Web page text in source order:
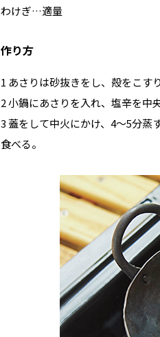
わけぎ…適量
作り方
1 あさりは砂抜きをし、殻をこす
2 小鍋にあさりを入れ、塩辛を中
3 蓋をして中火にかけ、4～5分蒸
食べる。